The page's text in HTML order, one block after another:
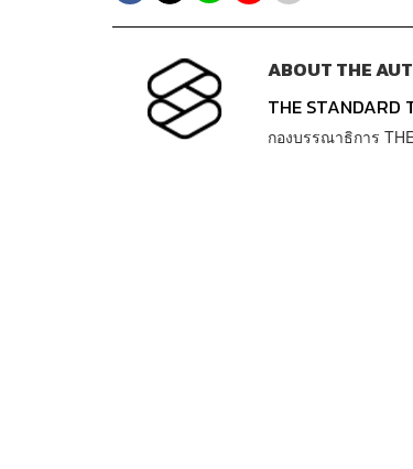
ABOUT THE
THE STANDARD
กองบรรณาธิการ